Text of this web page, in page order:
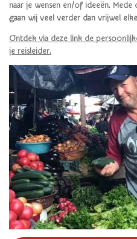
naar je wensen en/of ideeën.
gaan wij veel verder dan vrijwel
Ontdek via deze link de
je reisleider.